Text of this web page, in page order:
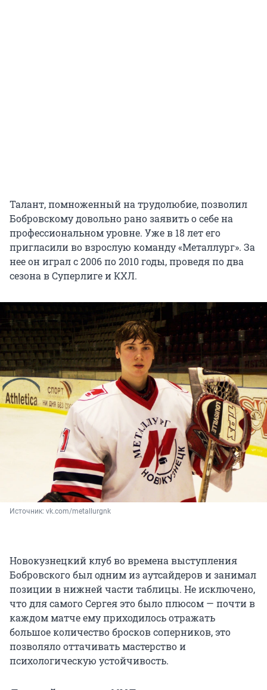
Талант, помноженный на трудолюбие, позволил
Бобровскому довольно рано заявить о себе на
профессиональном уровне. Уже в 18 лет его
пригласили во взрослую команду «Металлург». За
нее он играл с 2006 по 2010 годы, проведя по два
сезона в Суперлиге и КХЛ.
Источник: vk.com/metallurgnk
Новокузнецкий клуб во времена выступления
Бобровского был одним из аутсайдеров и занимал
позиции в нижней части таблицы. Не исключено,
что для самого Сергея это было плюсом — почти в
каждом матче ему приходилось отражать
большое количество бросков соперников, это
позволяло оттачивать мастерство и
психологическую устойчивость.